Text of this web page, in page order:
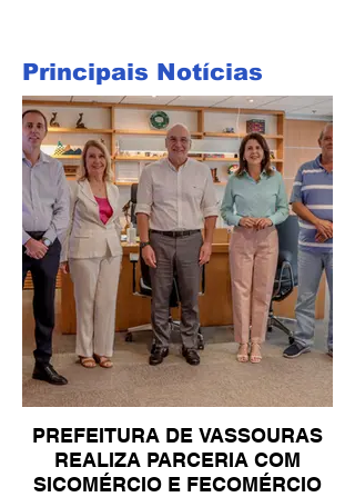
Principais Notícias
PREFEITURA DE VASSOURAS
REALIZA PARCERIA COM
SICOMÉRCIO E FECOMÉRCIO